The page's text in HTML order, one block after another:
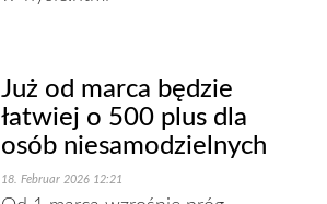
Już od marca będzie
łatwiej o 500 plus dla
osób niesamodzielnych
18. Februar 2026 12:21